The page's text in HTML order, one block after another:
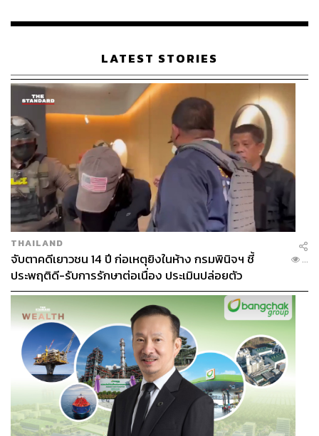
เรือนไทยที่ถูกซุกไว้
LATEST STORIES
THAILAND
จับตาคดีเยาวชน 14 ปี ก่อเหตุยิงในห้าง กรมพินิจฯ ชี้
ประพฤติดี-รับการรักษาต่อเนื่อง ประเมินปล่อยตัว
...